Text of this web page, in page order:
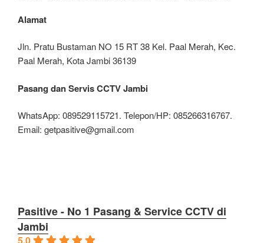
Alamat
Jln. Pratu Bustaman NO 15 RT 38 Kel. Paal Merah, Kec.
Paal Merah, Kota Jambi 36139
Pasang dan Servis CCTV Jambi
WhatsApp: 089529115721. Telepon/HP: 085266316767.
Email: getpasitive@gmail.com
Pasitive - No 1 Pasang & Service CCTV di
Jambi
5.0